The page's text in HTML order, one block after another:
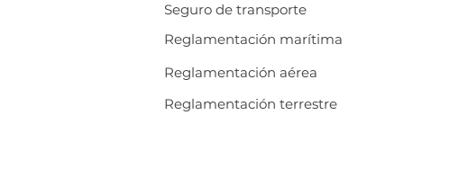
Seguro de transporte
Reglamentación marítima
Reglamentación aérea
Reglamentación terrestre